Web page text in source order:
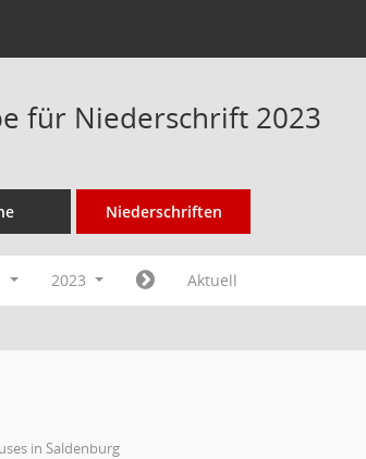
für Niederschrift 2023
Niederschriften
2023 Aktuell
in Saldenburg